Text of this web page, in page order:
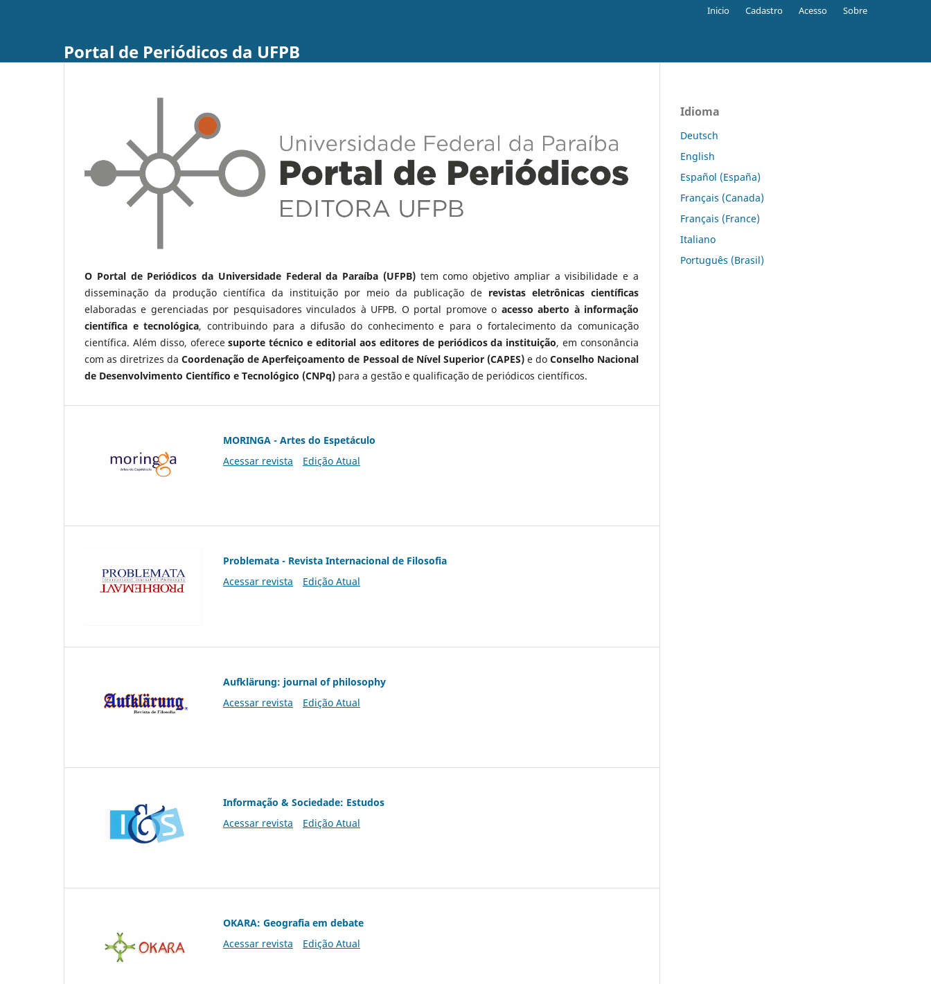
Portal de Periódicos da UFPB
Inicio Cadastro Acesso Sobre
O Portal de Periódicos da Universidade Federal da Paraíba (UFPB)tem como objetivo ampliar a visibilidade e a
disseminação da produção científica da instituição por meio da publicação de revistas eletrônicas científicas
elaboradas e gerenciadas por pesquisadores vinculados à UFPB. O portal promove o acesso aberto à informação
científica e tecnológica, contribuindo para a difusão do conhecimento e para o fortalecimento da comunicação
científica. Além disso, oferecesuporte técnico e editorial aos editores de periódicos da instituição, em consonância
com as diretrizes daCoordenação de Aperfeiçoamento de Pessoal de Nível Superior (CAPES)e do Conselho Nacional
de Desenvolvimento Científico e Tecnológico (CNPq) para a gestão e qualificação de periódicos científicos.
MORINGA - Artes do Espetáculo
Acessar revista
Edição Atual
Problemata - Revista Internacional de Filosofia
Acessar revista
Edição Atual
Aufklärung: journal of philosophy
Acessar revista
Edição Atual
Informação & Sociedade: Estudos
Acessar revista
Edição Atual
OKARA: Geografia em debate
Acessar revista
Edição Atual
Idioma
Deutsch
English
Español (España)
Français (Canada)
Français (France)
Italiano
Português (Brasil)